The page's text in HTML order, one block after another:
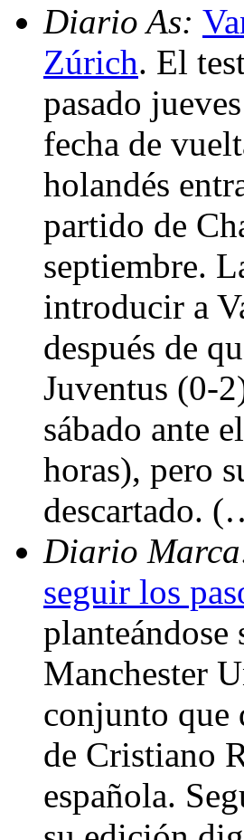
Diario As:
Zúrich. El
pasado
fecha de
holandés
partido de
septiembre.
introducir a
después de
Juventus (0-
sábado ante
horas), pero
descartado.
Diario
seguir los
Manchester
conjunto que
de Cristiano
española.